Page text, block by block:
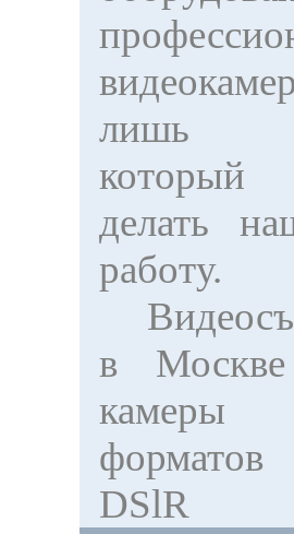
лишь
который
делать
работу.
в
камеры
DSlR